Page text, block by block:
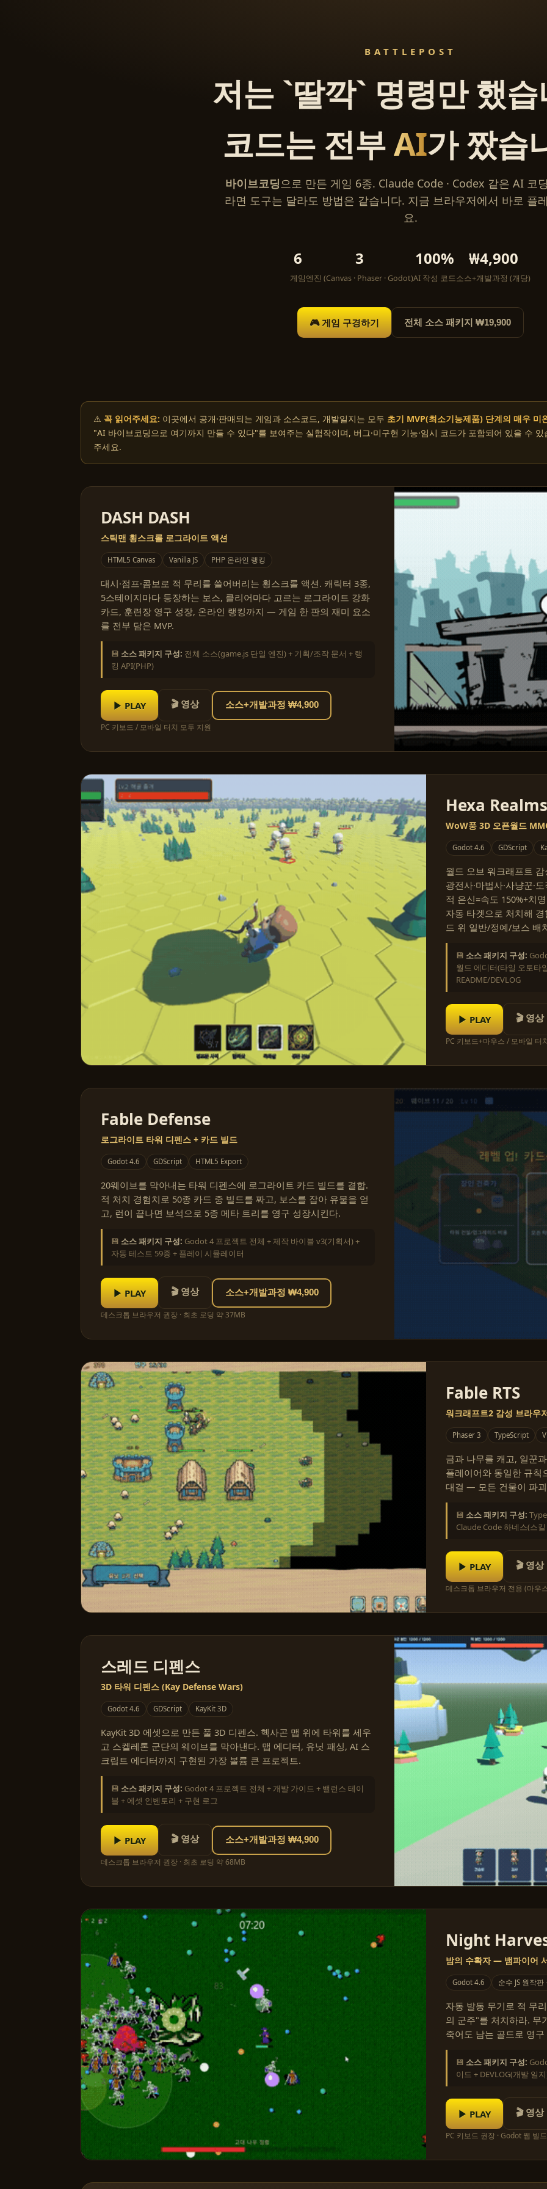
BATTLEPOST
저는 `딸깍` 명령만 했
코드는 전부AI가 짰습
바이브코딩으로 만든 게임 6종. Claude Code · Codex 같은 AI 코
라면 도구는 달라도 방법은 같습니다. 지금 브라우저에서 바로 플
요.
6
게임
3
엔진 (Canvas · Phaser · Godot)
100%
AI 작성 코드
₩4,900
소스+개발과정 (개당)
🎮 게임 구경하기 전체 소스 패키지 ₩19,900
⚠️ 꼭 읽어주세요: 이곳에서 공개·판매되는 게임과 소스코드, 개발일지는 모두 초기 MVP(최소기능제품) 단계의 매우 미
"AI 바이브코딩으로 여기까지 만들 수 있다"를 보여주는 실험작이며, 버그·미구현 기능·임시 코드가 포함되어 있을 수
주세요.
DASH DASH
스틱맨 횡스크롤 로그라이트 액션
HTML5 Canvas Vanilla JS PHP 온라인 랭킹
대시·점프·콤보로 적 무리를 쓸어버리는 횡스크롤 액션. 캐릭터 3종,
5스테이지마다 등장하는 보스, 클리어마다 고르는 로그라이트 강화
카드, 훈련장 영구 성장, 온라인 랭킹까지 — 게임 한 판의 재미 요소
를 전부 담은 MVP.
💾 소스 패키지 구성: 전체 소스(game.js 단일 엔진) + 기획/조작 문서 + 랭
킹 API(PHP)
▶ PLAY 🎬 영상 소스+개발과정 ₩4,900
PC 키보드 / 모바일 터치 모두 지원
Hexa Realms
WoW풍 3D 오픈월드
Godot 4.6 GDScript
월드 오브 워크래프트
광전사·마법사·사냥꾼·
적 은신=속도 150%+치
자동 타겟으로 처치해
드 위 일반/정예/보스 배
💾 소스 패키지 구성:
월드 에디터(타일 오토타
README/DEVLOG
▶ PLAY 🎬 영상
PC 키보드+마우스 / 모바일 터
Fable Defense
로그라이트 타워 디펜스 + 카드 빌드
Godot 4.6 GDScript HTML5 Export
20웨이브를 막아내는 타워 디펜스에 로그라이트 카드 빌드를 결합.
적 처치 경험치로 50종 카드 중 빌드를 짜고, 보스를 잡아 유물을 얻
고, 런이 끝나면 보석으로 5종 메타 트리를 영구 성장시킨다.
💾 소스 패키지 구성: Godot 4 프로젝트 전체 + 제작 바이블 v3(기획서) +
자동 테스트 59종 + 플레이 시뮬레이터
▶ PLAY 🎬 영상 소스+개발과정 ₩4,900
데스크톱 브라우저 권장 · 최초 로딩 약 37MB
Fable RTS
워크래프트2 감성 브라우
Phaser 3 TypeScript
금과 나무를 캐고, 일꾼
플레이어와 동일한 규칙
대결 — 모든 건물이 파
💾 소스 패키지 구성:
Claude Code 하네스(스
▶ PLAY 🎬 영상
데스크톱 브라우저 전용 (마우
스레드 디펜스
3D 타워 디펜스 (Kay Defense Wars)
Godot 4.6 GDScript KayKit 3D
KayKit 3D 에셋으로 만든 풀 3D 디펜스. 헥사곤 맵 위에 타워를 세우
고 스켈레톤 군단의 웨이브를 막아낸다. 맵 에디터, 유닛 패싱, AI 스
크립트 에디터까지 구현된 가장 볼륨 큰 프로젝트.
💾 소스 패키지 구성: Godot 4 프로젝트 전체 + 개발 가이드 + 밸런스 테이
블 + 에셋 인벤토리 + 구현 로그
▶ PLAY 🎬 영상 소스+개발과정 ₩4,900
데스크톱 브라우저 권장 · 최초 로딩 약 68MB
Night
밤의 수확자 — 뱀파이어
Godot 4.6 순수 JS 원작판
자동 발동 무기로 적 무
의 군주"를 처치하라. 무
죽어도 남는 골드로 영
💾 소스 패키지 구성:
이드 + DEVLOG(개발 일
▶ PLAY 🎬 영상
PC 키보드 권장 · Godot 웹 빌드